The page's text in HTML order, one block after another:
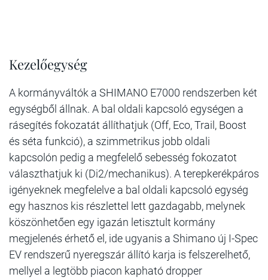
Kezelőegység
A kormányváltók a SHIMANO E7000 rendszerben két
egységből állnak. A bal oldali kapcsoló egységen a
rásegítés fokozatát állíthatjuk (Off, Eco, Trail, Boost
és séta funkció), a szimmetrikus jobb oldali
kapcsolón pedig a megfelelő sebesség fokozatot
választhatjuk ki (Di2/mechanikus). A terepkerékpáros
igényeknek megfelelve a bal oldali kapcsoló egység
egy hasznos kis részlettel lett gazdagabb, melynek
köszönhetően egy igazán letisztult kormány
megjelenés érhető el, ide ugyanis a Shimano új I-Spec
EV rendszerű nyeregszár állító karja is felszerelhető,
mellyel a legtöbb piacon kapható dropper